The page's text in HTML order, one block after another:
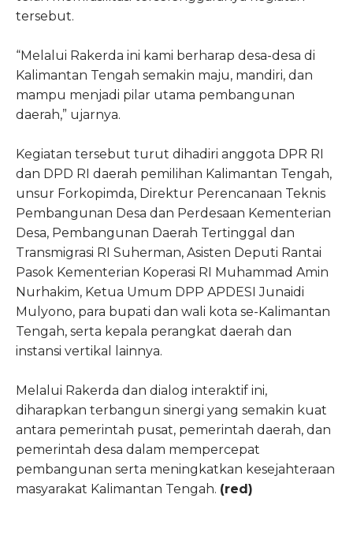
tersebut.
“Melalui Rakerda ini kami berharap desa-desa di
Kalimantan Tengah semakin maju, mandiri, dan
mampu menjadi pilar utama pembangunan
daerah,” ujarnya.
Kegiatan tersebut turut dihadiri anggota DPR RI
dan DPD RI daerah pemilihan Kalimantan Tengah,
unsur Forkopimda, Direktur Perencanaan Teknis
Pembangunan Desa dan Perdesaan Kementerian
Desa, Pembangunan Daerah Tertinggal dan
Transmigrasi RI Suherman, Asisten Deputi Rantai
Pasok Kementerian Koperasi RI Muhammad Amin
Nurhakim, Ketua Umum DPP APDESI Junaidi
Mulyono, para bupati dan wali kota se-Kalimantan
Tengah, serta kepala perangkat daerah dan
instansi vertikal lainnya.
Melalui Rakerda dan dialog interaktif ini,
diharapkan terbangun sinergi yang semakin kuat
antara pemerintah pusat, pemerintah daerah, dan
pemerintah desa dalam mempercepat
pembangunan serta meningkatkan kesejahteraan
masyarakat Kalimantan Tengah. (red)